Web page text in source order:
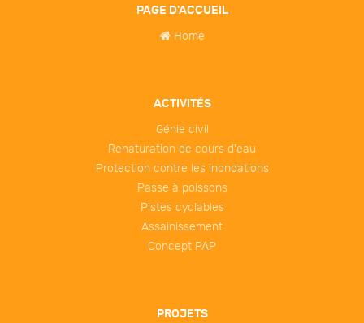
PAGE D'ACCUEIL
Home
ACTIVITÉS
Génie civil
Renaturation de cours d'eau
Protection contre les inondations
Passe à poissons
Pistes cyclables
Assainissement
Concept PAP
PROJETS